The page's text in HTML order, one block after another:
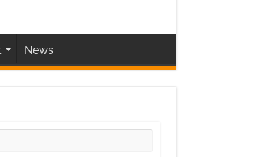
News